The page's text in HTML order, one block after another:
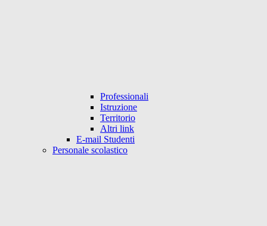
Professionali
Istruzione
Territorio
Altri link
E-mail Studenti
Personale scolastico